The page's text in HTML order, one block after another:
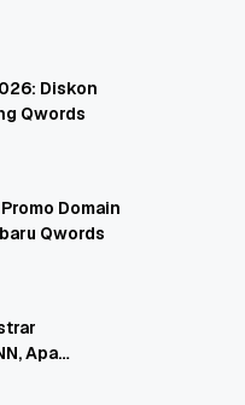
Diskon
Qwords
Domain
Qwords
Apa